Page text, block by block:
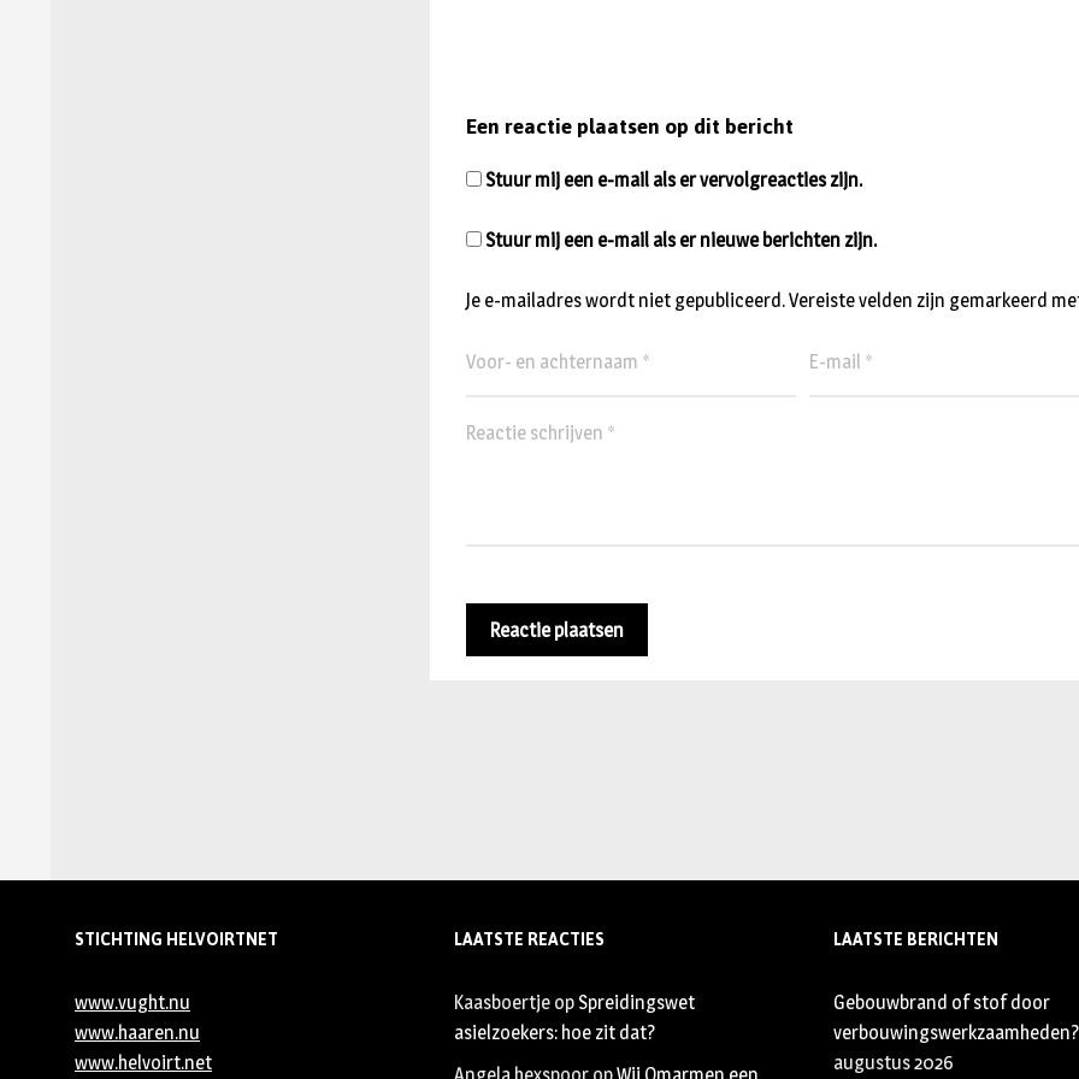
Een reactie plaatsen op dit bericht
Je e-mailadres wordt niet gepubliceerd.Vereiste velden zijn gemarkeerd
Stuur mij een e-mail als er vervolgreacties zijn.
Stuur mij een e-mail als er nieuwe berichten zijn.
STICHTING HELVOIRTNET
www.vught.nu
www.haaren.nu
www.helvoirt.net
LAATSTE REACTIES
Kaasboertje op Spreidingswet
asielzoekers: hoe zit dat?
LAATSTE BERICHTEN
Gebouwbrand of stof door
verbouwingswerkzaamheden?
augustus 2026